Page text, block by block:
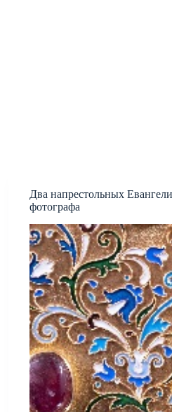
Два напрестольных
фотографа